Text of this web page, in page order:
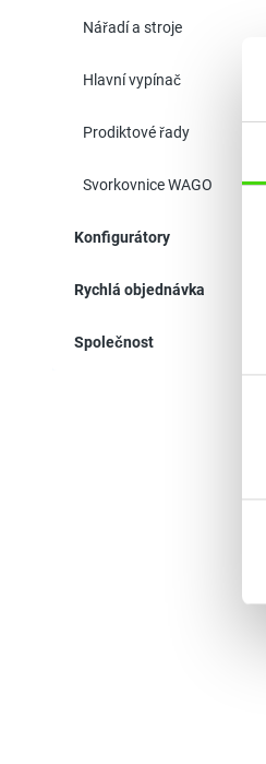
Nářadí a stroje
Hlavní vypínač
Prodiktové řady
Svorkovnice WAGO
Konfigurátory
Rychlá objednávka
Společnost